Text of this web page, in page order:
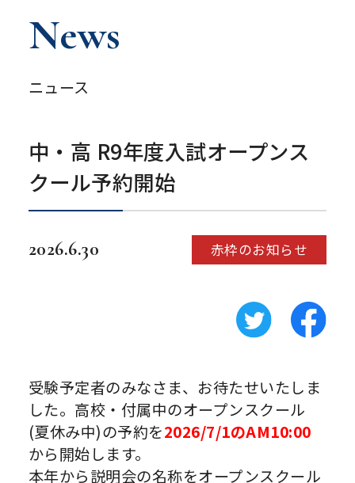
News
ニュース
中・高 R9年度入試オープンス
クール予約開始
2026.6.30 赤枠のお知らせ
受験予定者のみなさま、お待たせいたしま
した。高校・付属中のオープンスクール
(夏休み中)の予約を2026/7/1のAM10:00
から開始します。
本年から説明会の名称をオープンスクール